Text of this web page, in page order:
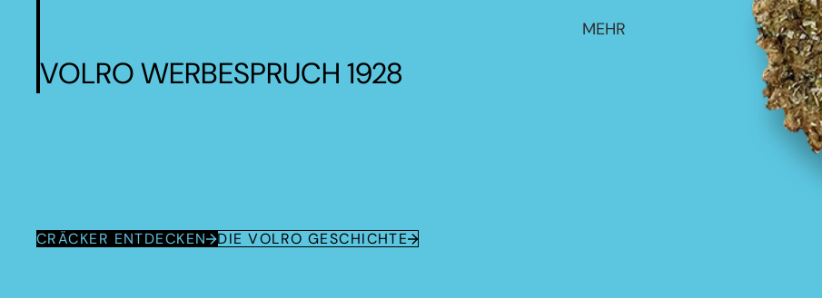
MEHR
VOLRO WERBESPRUCH 1928
CRÄCKER ENTDECKEN DIE VOLRO GESCHICHTE